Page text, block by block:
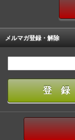
メルマガ登録・解除